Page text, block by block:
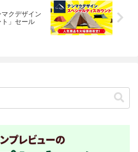
マクデザイン
ト」セール